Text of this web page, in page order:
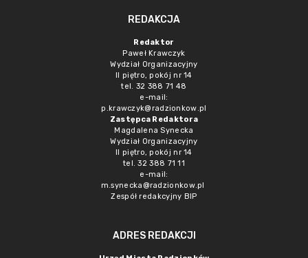
REDAKCJA
Redaktor
Paweł Krawczyk
Wydział Organizacyjny
II piętro, pokój nr 14
tel. 32 388 71 48
e-mail:
p.krawczyk@radzionkow.pl
Zastępca Redaktora
Magdalena Synecka
Wydział Organizacyjny
II piętro, pokój nr 14
tel. 32 388 71 11
e-mail:
m.synecka@radzionkow.pl
Zespół redakcyjny BIP
ADRES REDAKCJI